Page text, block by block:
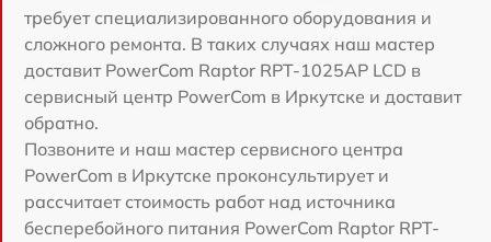
требует специализированного оборудования и
сложного ремонта. В таких случаях наш мастер
доставит PowerCom Raptor RPT-1025AP LCD в
сервисный центр PowerCom в Иркутске и доставит
обратно.
Позвоните и наш мастер сервисного центра
PowerCom в Иркутске проконсультирует и
рассчитает стоимость работ над источника
бесперебойного питания PowerCom Raptor RPT-